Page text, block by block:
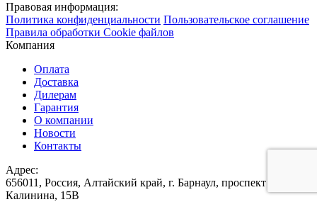
Правовая информация:
Политика конфиденциальности Пользовательское соглашение
Правила обработки Cookie файлов
Компания
Оплата
Доставка
Дилерам
Гарантия
О компании
Новости
Контакты
Адрес:
656011, Россия, Алтайский край, г. Барнаул, проспект
Калинина, 15В